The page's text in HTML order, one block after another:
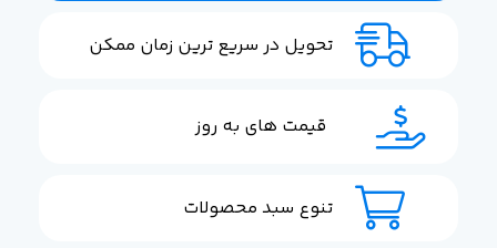
تحویل در سریع ترین زمان ممکن
قیمت های به روز
تنوع سبد محصولات